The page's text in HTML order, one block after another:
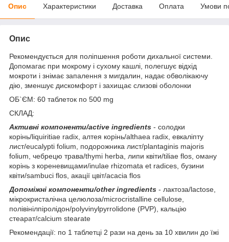
Опис Характеристики Доставка Оплата Умови
Опис
Рекомендується для поліпшення роботи дихальної системи.
Допомагає при мокрому і сухому кашлі, полегшує відхід
мокроти і знімає запалення з мигдалин, надає обволікаючу
дію, зменшує дискомфорт і захищає слизові оболонки
ОБ`ЄМ: 60 таблеток по 500 mg
СКЛАД:
Активні компоненти/active ingredients - солодки
корінь/liquiritiae radix, алтея корінь/althaea radix, евкаліпту
лист/eucalypti folium, подорожника лист/plantaginis majoris
folium, чебрецю трава/thymi herba, липи квіти/tiliae flos, оману
корінь з кореневищами/inulae rhizomata et radices, бузини
квіти/sambuci flos, акації цвіт/acacia flos
Допоміжні компоненти/other ingredients - лактоза/lactose,
мікрокристалічна целюлоза/microcristalline cellulose,
полівінілпіролідон/polyvinylpyrrolidone (PVP), кальцію
стеарат/calcium stearate
Рекомендації: по 1 таблетці 2 рази на день за 10 хвилин до їжі